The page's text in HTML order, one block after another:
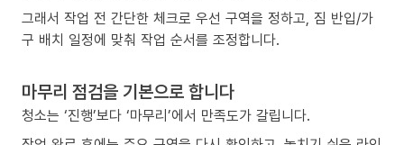
그래서 작업 전 간단한 체크로 우선 구역을 정하고, 짐 반입/가
구 배치 일정에 맞춰 작업 순서를 조정합니다.
마무리 점검을 기본으로 합니다
청소는 ‘진행’보다 ‘마무리’에서 만족도가 갈립니다.